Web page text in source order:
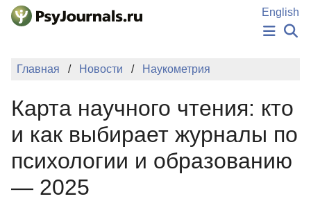
Перейти к основному содержанию
English
НОВОСТИ
ПОДАТЬ РУКОПИСЬ
КЛЮЧЕВЫЕ СЛОВА
Регистрация
Вход
Главная Новости Наукометрия
Карта научного чтения: кто
и как выбирает журналы по
психологии и образованию
— 2025